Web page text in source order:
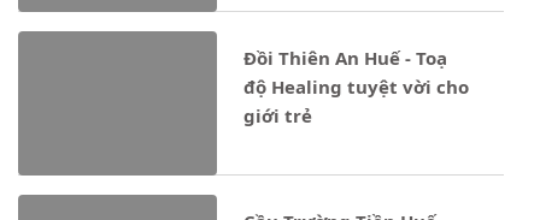
Đồi Thiên An Huế - Toạ
độ Healing tuyệt vời cho
giới trẻ